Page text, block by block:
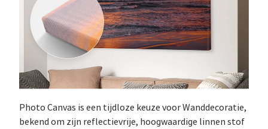
Photo Canvas is een tijdloze keuze voor Wanddecoratie,
bekend om zijn reflectievrije, hoogwaardige linnen stof